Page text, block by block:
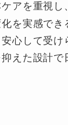
アを重視し
を実感でき
心して受け
えた設計で